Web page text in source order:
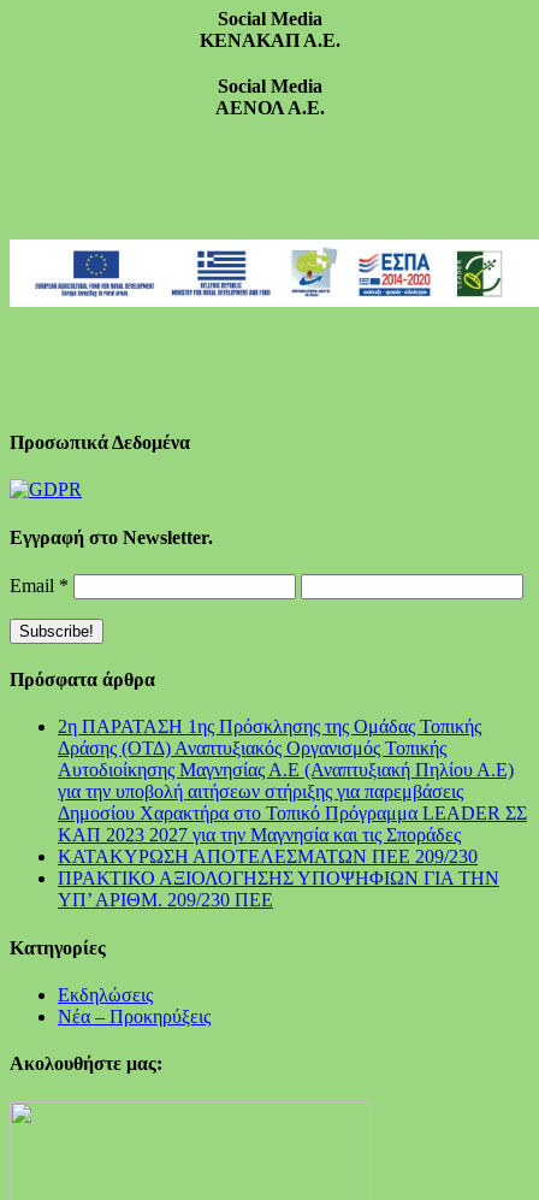
Social Media
ΚΕΝΑΚΑΠ Α.Ε.
Social Media
ΑΕΝΟΛ Α.Ε.
Προσωπικά Δεδομένα
Εγγραφή στο Newsletter.
Email *
Πρόσφατα άρθρα
2η ΠΑΡΑΤΑΣΗ 1ης Πρόσκλησης της Ομάδας Τοπικής
Δράσης (ΟΤΔ) Αναπτυξιακός Οργανισμός Τοπικής
Αυτοδιοίκησης Μαγνησίας Α.Ε (Αναπτυξιακή Πηλίου Α.Ε)
για την υποβολή αιτήσεων στήριξης για παρεμβάσεις
Δημοσίου Χαρακτήρα στο Τοπικό Πρόγραμμα LEADER ΣΣ
ΚΑΠ 2023 2027 για την Μαγνησία και τις Σποράδες
ΚΑΤΑΚΥΡΩΣΗ ΑΠΟΤΕΛΕΣΜΑΤΩΝ ΠΕΕ 209/230
ΠΡΑΚΤΙΚΟ ΑΞΙΟΛΟΓΗΣΗΣ ΥΠΟΨΗΦΙΩΝ ΓΙΑ ΤΗΝ
ΥΠ’ ΑΡΙΘΜ. 209/230 ΠΕΕ
Kατηγορίες
Εκδηλώσεις
Νέα – Προκηρύξεις
Ακολουθήστε μας: